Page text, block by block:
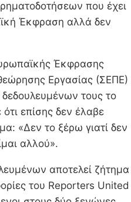
που έχει
Έκφραση αλλά δεν
Έκφρασης
Εργασίας (ΣΕΠΕ)
τους το
επίσης δεν έλαβε
«Δεν το ξέρω γιατί δεν
αλλού».
αποτελεί ζήτημα
του Reporters United